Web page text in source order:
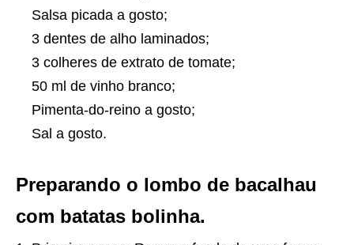
Salsa picada a gosto;
3 dentes de alho laminados;
3 colheres de extrato de tomate;
50 ml de vinho branco;
Pimenta-do-reino a gosto;
Sal a gosto.
Preparando o lombo de bacalhau
com batatas bolinha.